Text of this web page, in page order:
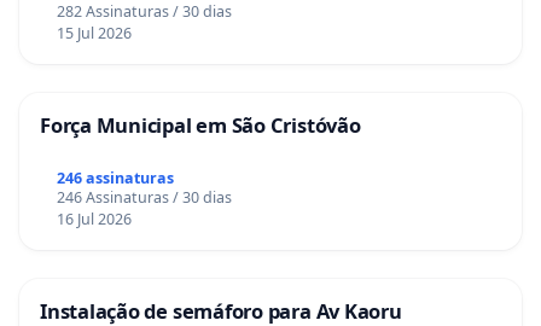
282 Assinaturas / 30 dias
15 Jul 2026
Força Municipal em São Cristóvão
246 assinaturas
246 Assinaturas / 30 dias
16 Jul 2026
Instalação de semáforo para Av Kaoru